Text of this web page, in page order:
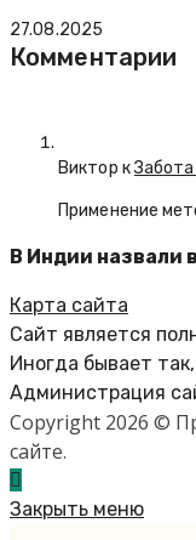
27.08.2025
Комментарии
Виктор к
Применение
В Индии назвали
Карта сайта
Сайт является
Иногда бывает
Администрация
Copyright 2026 ©
сайте.
Закрыть меню